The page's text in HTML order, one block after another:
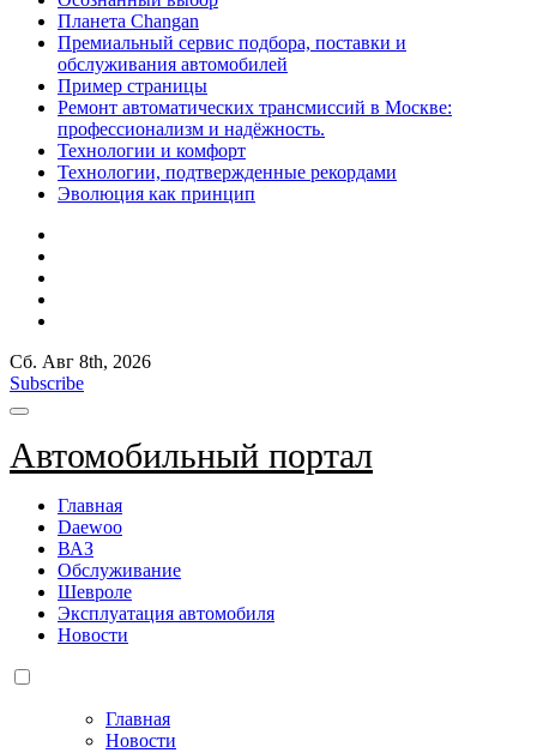
Планета Changan
Премиальный сервис подбора, поставки и
обслуживания автомобилей
Пример страницы
Ремонт автоматических трансмиссий в Москве:
профессионализм и надёжность.
Технологии и комфорт
Технологии, подтвержденные рекордами
Эволюция как принцип
Сб. Авг 8th, 2026
Subscribe
Автомобильный портал
Главная
Daewoo
ВАЗ
Обслуживание
Шевроле
Эксплуатация автомобиля
Новости
Главная
Новости